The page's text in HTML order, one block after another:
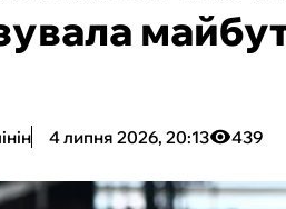
4 липня 2026, 20:13 439